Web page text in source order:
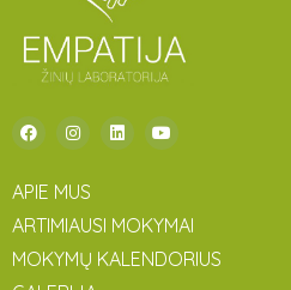
APIE MUS
ARTIMIAUSI MOKYMAI
MOKYMŲ KALENDORIUS